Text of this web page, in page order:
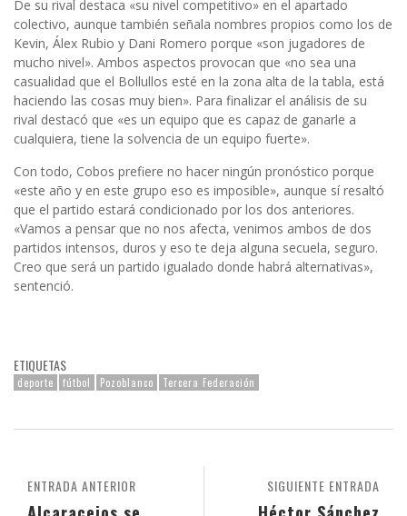
De su rival destaca «su nivel competitivo» en el apartado
colectivo, aunque también señala nombres propios como los de
Kevin, Álex Rubio y Dani Romero porque «son jugadores de
mucho nivel». Ambos aspectos provocan que «no sea una
casualidad que el Bollullos esté en la zona alta de la tabla, está
haciendo las cosas muy bien». Para finalizar el análisis de su
rival destacó que «es un equipo que es capaz de ganarle a
cualquiera, tiene la solvencia de un equipo fuerte».
Con todo, Cobos prefiere no hacer ningún pronóstico porque
«este año y en este grupo eso es imposible», aunque sí resaltó
que el partido estará condicionado por los dos anteriores.
«Vamos a pensar que no nos afecta, venimos ambos de dos
partidos intensos, duros y eso te deja alguna secuela, seguro.
Creo que será un partido igualado donde habrá alternativas»,
sentenció.
ETIQUETAS
deporte fútbol Pozoblanco Tercera Federación
SIGUIENTE ENTRADA
ENTRADA ANTERIOR